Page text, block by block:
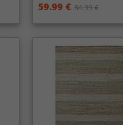
59.99 € 84.99 €